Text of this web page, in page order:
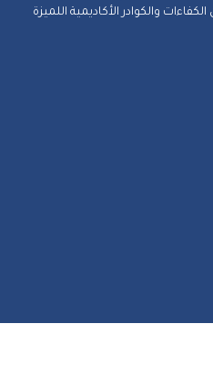
والكوادر الأكاديمية اللميزة